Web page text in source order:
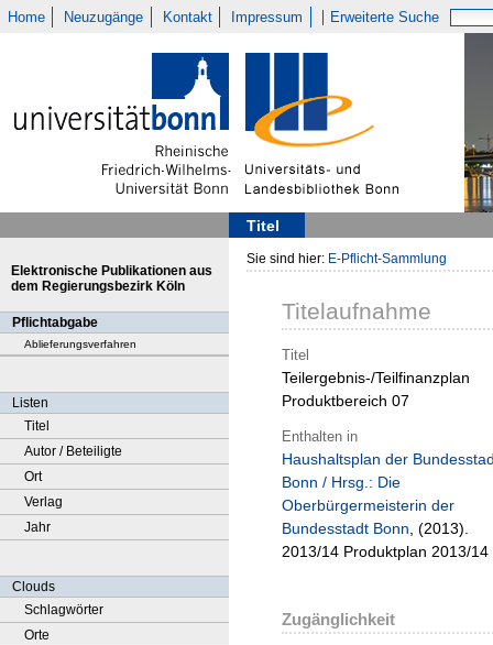
Home Neuzugänge Kontakt Impressum Erweiterte Suche
Titel
Elektronische Publikationen aus
dem Regierungsbezirk Köln
Pflichtabgabe
Ablieferungsverfahren
Listen
Titel
Autor / Beteiligte
Ort
Verlag
Jahr
Clouds
Schlagwörter
Orte
Sie sind hier: E-Pflicht-Sammlung
Titelaufnahme
Titel
Teilergebnis-/Teilfinanzplan
Produktbereich 07
Enthalten in
Haushaltsplan der
Bonn / Hrsg.: Die
Oberbürgermeisterin der
Bundesstadt Bonn, (2013).
2013/14 Produktplan 2013/14
Zugänglichkeit